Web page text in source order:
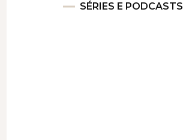
SÉRIES E PODCASTS